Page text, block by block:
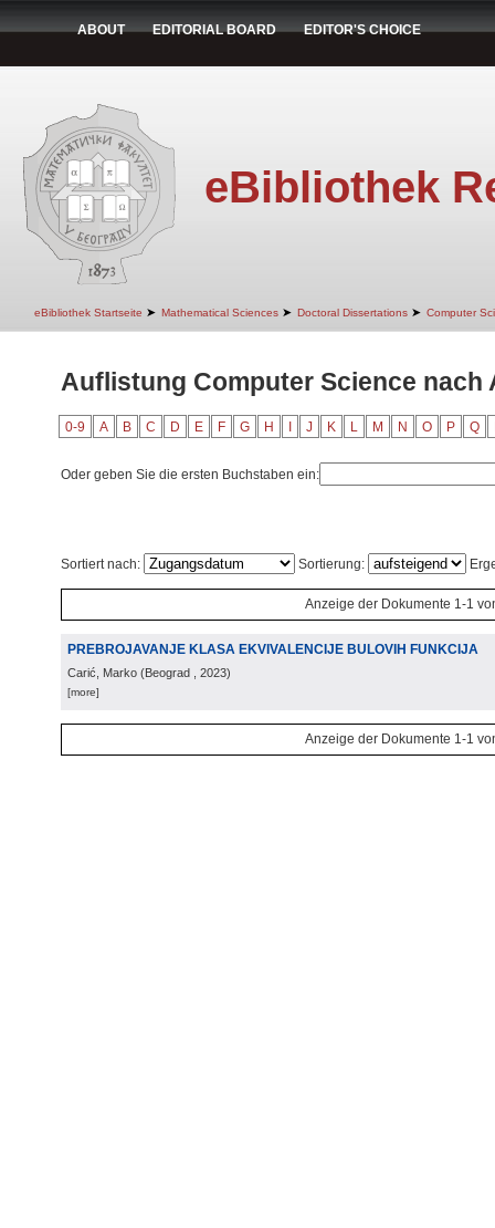
ABOUT EDITORIAL BOARD EDITOR'S CHOICE
eBibliothek
eBibliothek Startseite ➤ Mathematical Sciences ➤ Doctoral Dissertations ➤ Computer
Auflistung Computer Science nach
0-9 A B C D E F G H J K L M N O P Q
Oder geben Sie die ersten Buchstaben ein:
Sortiert nach: Sortierung:
Anzeige der Dokumente 1-1
PREBROJAVANJE KLASA EKVIVALENCIJE BULOVIH FUNKCIJA
Carić, Marko (Beograd , 2023)
[more]
Anzeige der Dokumente 1-1